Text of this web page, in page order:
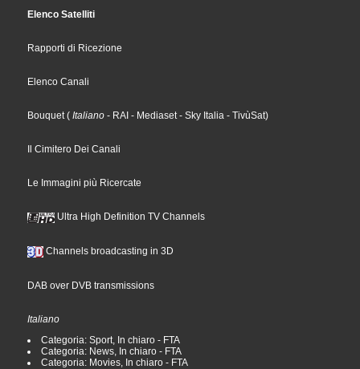
Elenco Satelliti
Rapporti di Ricezione
Elenco Canali
Bouquet( Italiano - RAI - Mediaset- Sky Italia - TivùSat)
Il Cimitero Dei Canali
Le Immagini più Ricercate
Ultra High Definition TV Channels
Channels broadcasting in 3D
DAB over DVB transmissions
Italiano
Categoria: Sport, In chiaro - FTA
Categoria: News, In chiaro - FTA
Categoria: Movies, In chiaro - FTA